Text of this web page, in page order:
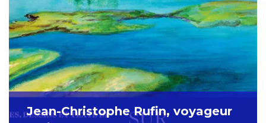
Jean-Christophe Rufin, voyageur